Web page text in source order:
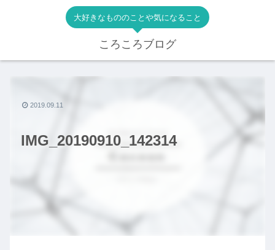
大好きなもののことや気になること
ころころブログ
IMG_20190910_142314
2019.09.11